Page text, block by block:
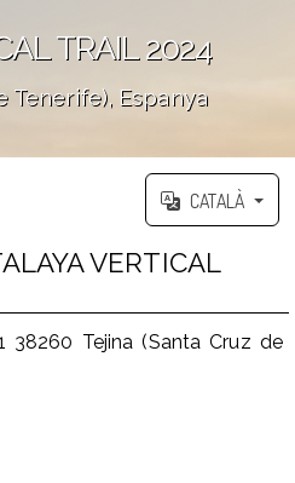
TRAIL 2024
Tenerife), Espanya
CATALÀ
VERTICAL
38260 Tejina (Santa Cruz de